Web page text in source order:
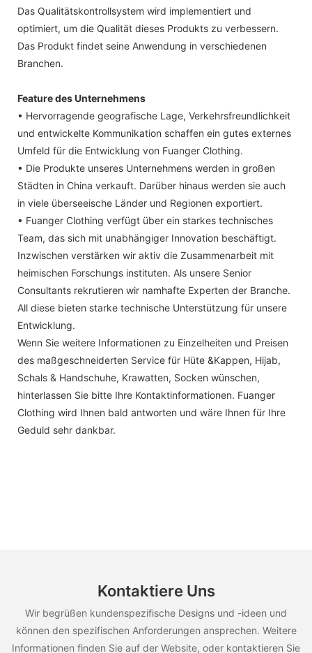
Das Qualitätskontrollsystem wird implementiert und
optimiert, um die Qualität dieses Produkts zu verbessern.
Das Produkt findet seine Anwendung in verschiedenen
Branchen.
Feature des Unternehmens
• Hervorragende geografische Lage, Verkehrsfreundlichkeit
und entwickelte Kommunikation schaffen ein gutes externes
Umfeld für die Entwicklung von Fuanger Clothing.
• Die Produkte unseres Unternehmens werden in großen
Städten in China verkauft. Darüber hinaus werden sie auch
in viele überseeische Länder und Regionen exportiert.
• Fuanger Clothing verfügt über ein starkes technisches
Team, das sich mit unabhängiger Innovation beschäftigt.
Inzwischen verstärken wir aktiv die Zusammenarbeit mit
heimischen Forschungs instituten. Als unsere Senior
Consultants rekrutieren wir namhafte Experten der Branche.
All diese bieten starke technische Unterstützung für unsere
Entwicklung.
Wenn Sie weitere Informationen zu Einzelheiten und Preisen
des maßgeschneiderten Service für Hüte &Kappen, Hijab,
Schals & Handschuhe, Krawatten, Socken wünschen,
hinterlassen Sie bitte Ihre Kontaktinformationen. Fuanger
Clothing wird Ihnen bald antworten und wäre Ihnen für Ihre
Geduld sehr dankbar.
Kontaktiere Uns
Wir begrüßen kundenspezifische Designs und -ideen und
können den spezifischen Anforderungen ansprechen. Weitere
Informationen finden Sie auf der Website, oder kontaktieren Sie